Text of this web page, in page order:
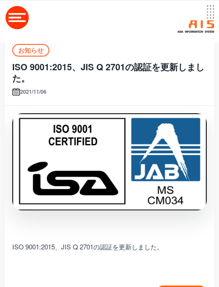
お知らせ
ISO 9001:2015、JIS Q 2701の認証を更新しまし
た。
2021/11/06
ISO 9001:2015、JIS Q 2701の認証を更新しました。